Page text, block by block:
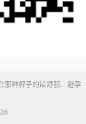
那种牌子的最舒服、 避孕